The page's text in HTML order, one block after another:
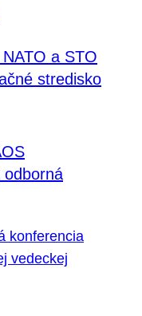
a STO
stredisko
odborná
konferencia
vedeckej